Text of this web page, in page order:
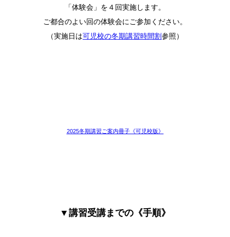
「体験会」を４回実施します。
ご都合のよい回の体験会にご参加ください。
（実施日は可児校の冬期講習時間割参照）
2025冬期講習ご案内冊子《可児校版》
▼講習受講までの《手順》